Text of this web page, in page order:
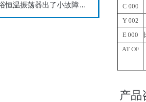
水浴恒温振荡器出了小故障怎么办，解决的办法有了
C 000
Y 002
E 000
AT OF
产品